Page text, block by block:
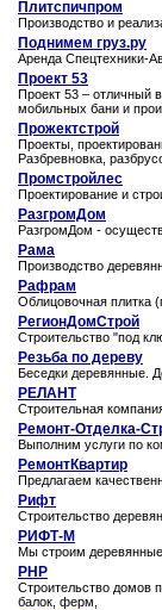
Плитспичпром
Производство и
Поднимем груз.ру
Аренда Спецтехники-
Проект 53
Проект 53 – отличный
мобильных бани и
Прожектстрой
Проекты,
Разбревновка,
Промстройлес
Проектирование и
РазгромДом
РазгромДом -
Рама
Производство
Рафрам
Облицовочная плитка
РегионДомСтрой
Строительство "под
Резьба по дереву
Беседки деревянные.
РЕЛАНТ
Строительная
Ремонт-Отделка-
Выполним услуги по
РемонтКвартир
Предлагаем
Рифт
Строительство
РИФТ-М
Мы строим
РНР
Строительство домов
балок, ферм,